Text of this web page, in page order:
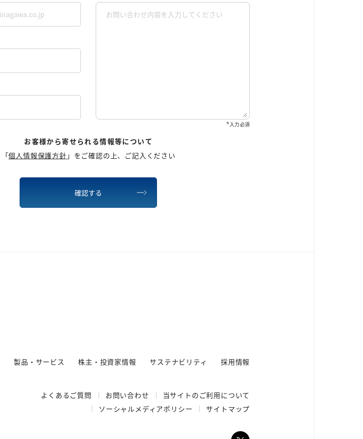
＊入力必須
お客様から寄せられる情報等について
「個人情報保護方針 」をご確認の上、ご記入ください
確認する
製品・サービス 株主・投資家情報 サステナビリティ 採用情報
よくあるご質問 お問い合わせ 当サイトのご利用について
ソーシャルメディアポリシー サイトマップ